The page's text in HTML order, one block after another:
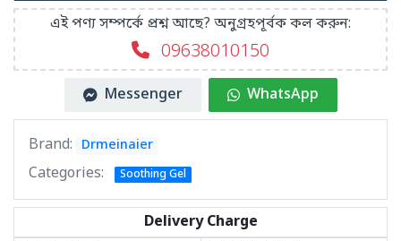
এই পণ্য সম্পর্কে প্রশ্ন আছে? অনুগ্রহপূর্বক কল করুন:
09638010150
Messenger WhatsApp
Brand: Drmeinaier
Categories: Soothing Gel
Delivery Charge